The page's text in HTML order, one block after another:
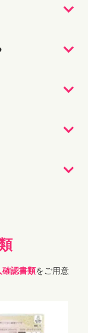
確認書類をご用意